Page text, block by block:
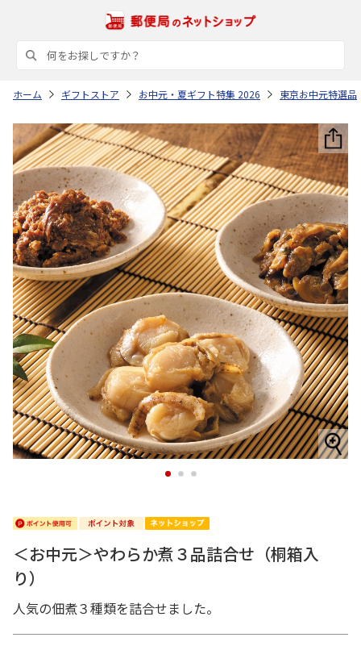
ホーム ギフトストア お中元・夏ギフト特集 2026 東京お中元特選品
1 2 3
＜お中元＞やわらか煮３品詰合せ（桐箱入
り）
人気の佃煮３種類を詰合せました。